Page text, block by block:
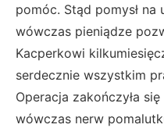
pomóc. Stąd pomysł
wówczas pieniądze
Kacperkowi
serdecznie wszystkim
Operacja zakończyła
wówczas nerw